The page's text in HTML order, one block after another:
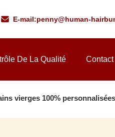
E-mail:penny@human-
De La Qualité Contact
vierges 100%